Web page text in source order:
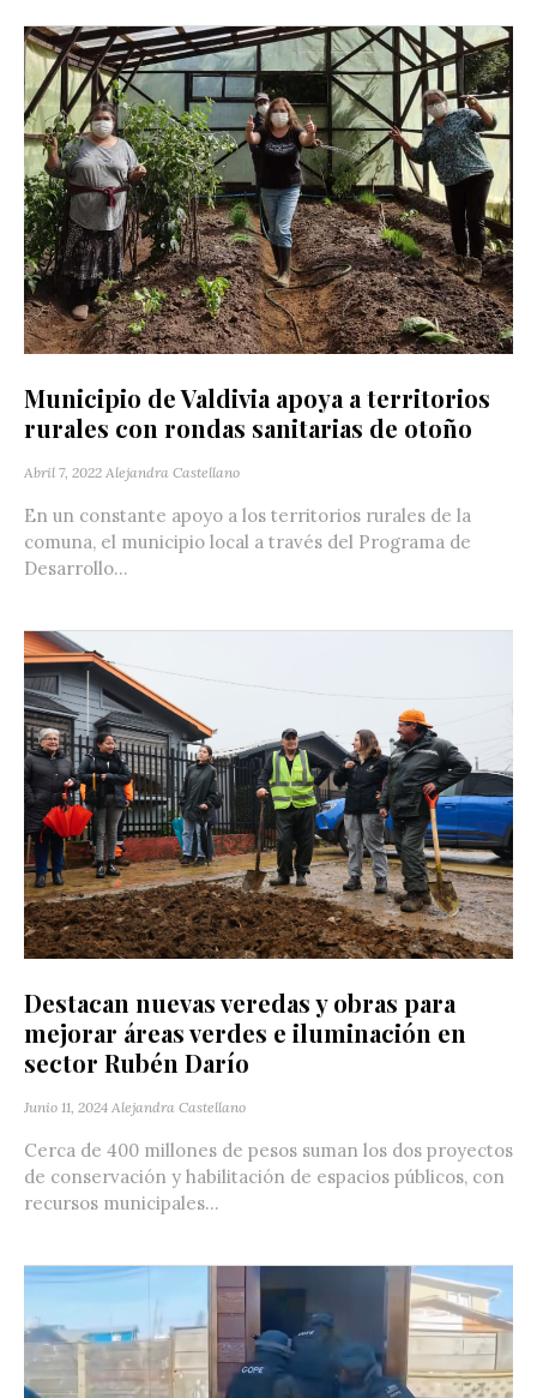
Municipio de Valdivia apoya a territorios
rurales con rondas sanitarias de otoño
Abril 7, 2022 Alejandra Castellano
En un constante apoyo a los territorios rurales de la
comuna, el municipio local a través del Programa de
Desarrollo...
Destacan nuevas veredas y obras para
mejorar áreas verdes e iluminación en
sector Rubén Darío
Junio 11, 2024 Alejandra Castellano
Cerca de 400 millones de pesos suman los dos proyectos
de conservación y habilitación de espacios públicos, con
recursos municipales...